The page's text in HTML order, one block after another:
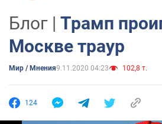
Блог | Трамп
Москве траур
Мир / Мнения9.11.2020 04:23 102,8 т.
124